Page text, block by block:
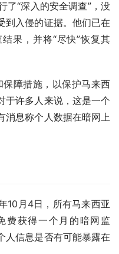
了“深入的安全调查”，没
到入侵的证据。他们已在
果，并将“尽快”恢复其
障措施，以保护马来西
于许多人来说，这是一个
消息称个人数据在暗网上
10月4日，所有马来西亚
费获得一个月的暗网监
人信息是否有可能暴露在